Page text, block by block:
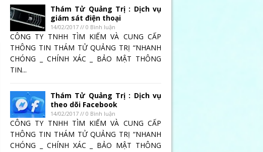
Thám Tử Quảng Trị : Dịch vụ
giám sát điện thoại
14/02/2017 // 0 Bình luận
CÔNG TY TNHH TÌM KIẾM VÀ CUNG CẤP
THÔNG TIN THÁM TỬ QUẢNG TRỊ “NHANH
CHÓNG _ CHÍNH XÁC _ BẢO MẬT THÔNG
TIN...
Thám Tử Quảng Trị : Dịch vụ
theo dõi Facebook
14/02/2017 // 0 Bình luận
CÔNG TY TNHH TÌM KIẾM VÀ CUNG CẤP
THÔNG TIN THÁM TỬ QUẢNG TRỊ “NHANH
CHÓNG _ CHÍNH XÁC _ BẢO MẬT THÔNG